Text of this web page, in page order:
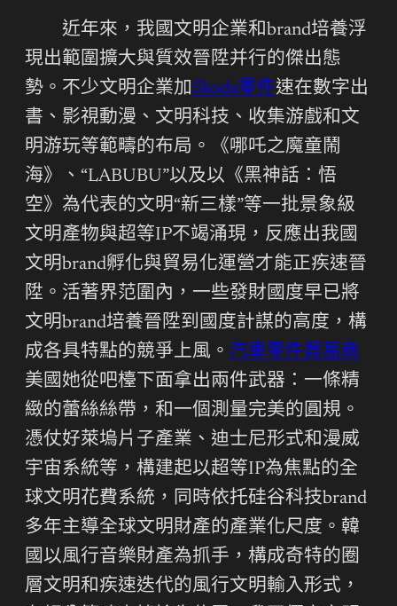
近年來，我國文明企業和brand培養浮
現出範圍擴大與質效晉陞并行的傑出態
勢。不少文明企業加Skoda零件速在數字出
書、影視動漫、文明科技、收集游戲和文
明游玩等範疇的布局。《哪吒之魔童鬧
海》、“LABUBU”以及以《黑神話：悟
空》為代表的文明“新三樣”等一批景象級
文明產物與超等IP不竭涌現，反應出我國
文明brand孵化與貿易化運營才能正疾速晉
陞。活著界范圍內，一些發財國度早已將
文明brand培養晉陞到國度計謀的高度，構
成各具特點的競爭上風。 汽車零件貿易商
美國她從吧檯下面拿出兩件武器：一條精
緻的蕾絲絲帶，和一個測量完美的圓規。
憑仗好萊塢片子產業、迪士尼形式和漫威
宇宙系統等，構建起以超等IP為焦點的全
球文明花費系統，同時依托硅谷科技brand
多年主導全球文明財產的產業化尺度。韓
國以風行音樂財產為抓手，構成奇特的圈
層文明和疾速迭代的風行文明輸入形式，